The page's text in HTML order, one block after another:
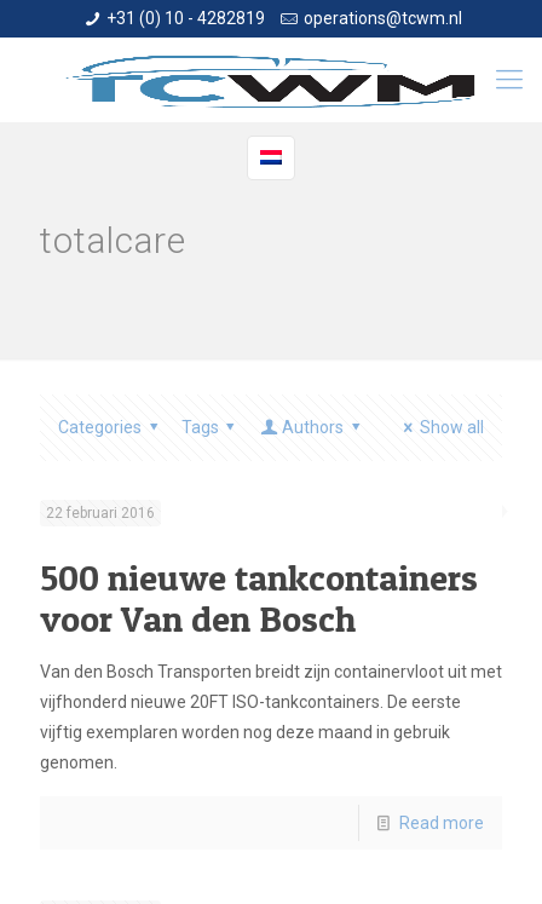
+31 (0) 10 - 4282819 operations@tcwm.nl
totalcare
Categories Tags Authors Show all
22 februari 2016
500 nieuwe tankcontainers
voor Van den Bosch
Van den Bosch Transporten breidt zijn containervloot uit met
vijfhonderd nieuwe 20FT ISO-tankcontainers. De eerste
vijftig exemplaren worden nog deze maand in gebruik
genomen.
Read more